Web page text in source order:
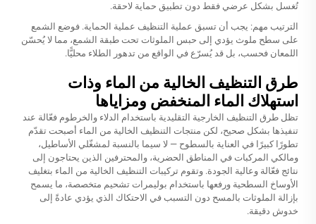
تُغسل بشكل عرضي فقط دون تطبيق حماية لاحقة.
الترتيب مهم: يجب أن تسبق عملية التنظيف عملية الحماية. فوضع الشمع
على سطح ملوث يؤدي إلى حبس الملوثات تحت طبقة الشمع، مما لا يُحسّن
اللمعان فحسب، بل قد يُسرّع في الواقع من تدهور الطلاء محليًّا.
طرق التنظيف الخالية من الماء وذات
استهلاك الماء المنخفض ومزاياها
تظل طرق التنظيف الخارجية التقليدية باستخدام الدلاء والخرطوم فعّالة عند
تنفيذها بشكل صحيح، لكن منتجات التنظيف الخالية من الماء أصبحت تقدّم
تطورًا كبيرًا في العناية بالسطوح — لا سيما بالنسبة لمشغّلي الأساطيل،
ومالكي المركبات في المناطق الحضرية، والمحترفين الذين يحتاجون إلى
نتائج فعّالة وعالية الجودة. وتقوم تركيبات التنظيف الخالية من الماء بتغليف
الأوساخ السطحية ورفعها باستخدام بوليمرات تشحيم متخصصة، ما يسمح
بإزالة الملوثات بالمسح دون التسبب في الاحتكاك الذي يؤدي عادةً إلى
خدوش دقيقة.